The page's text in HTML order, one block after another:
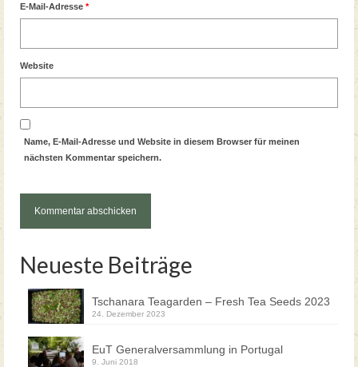
E-Mail-Adresse *
Website
Name, E-Mail-Adresse und Website in diesem Browser für meinen
nächsten Kommentar speichern.
Neueste Beiträge
Tschanara Teagarden – Fresh Tea Seeds 2023
24. Dezember 2023
EuT Generalversammlung in Portugal
9. Juni 2018